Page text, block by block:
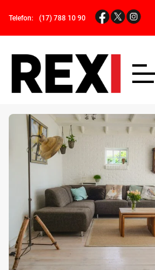
Telefon: (17) 788 10 90